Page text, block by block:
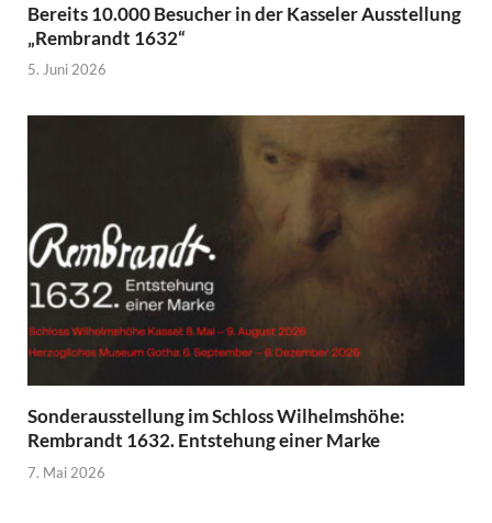
Bereits 10.000 Besucher in der Kasseler Ausstellung
„Rembrandt 1632“
5. Juni 2026
Sonderausstellung im Schloss Wilhelmshöhe:
Rembrandt 1632. Entstehung einer Marke
7. Mai 2026